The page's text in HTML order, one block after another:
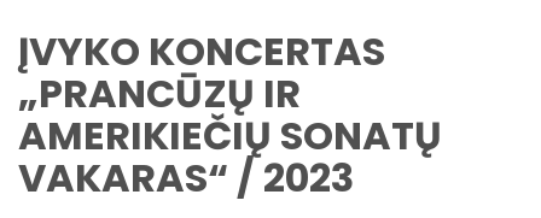
ĮVYKO KONCERTAS
„PRANCŪZŲ IR
AMERIKIEČIŲ SONATŲ
VAKARAS“ / 2023